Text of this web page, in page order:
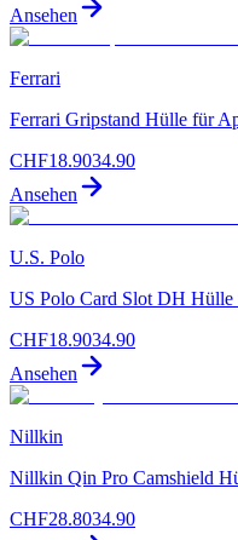
Ansehen
Ferrari
Ferrari Gripstand Hülle für
CHF18.9034.90
Ansehen
U.S. Polo
US Polo Card Slot DH
CHF18.9034.90
Ansehen
Nillkin
Nillkin Qin Pro Camshield
CHF28.8034.90